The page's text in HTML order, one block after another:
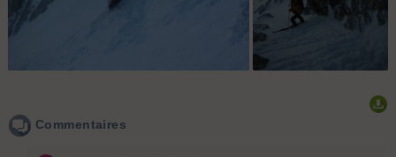
Passage en escalier
Commentaires